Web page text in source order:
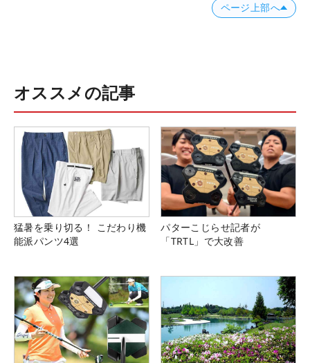
ページ上部へ
オススメの記事
猛暑を乗り切る！ こだわり機
能派パンツ4選
パターこじらせ記者が
「TRTL」で大改善